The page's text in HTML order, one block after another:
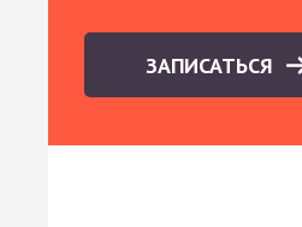
ЗАПИСАТЬСЯ